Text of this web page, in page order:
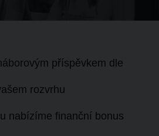
příspěvkem dle
rozvrhu
nabízíme finanční bonus